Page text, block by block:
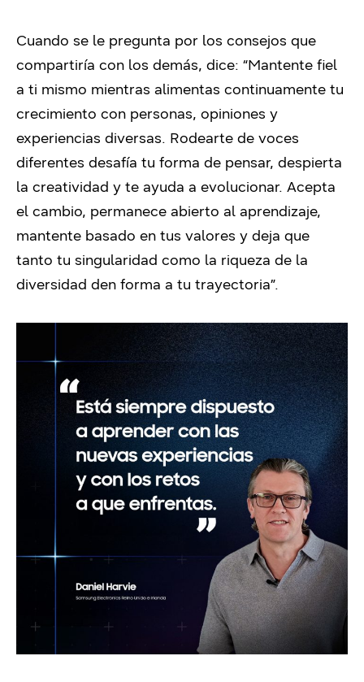
Cuando se le pregunta por los consejos que
compartiría con los demás, dice: “Mantente fiel
a ti mismo mientras alimentas continuamente tu
crecimiento con personas, opiniones y
experiencias diversas. Rodearte de voces
diferentes desafía tu forma de pensar, despierta
la creatividad y te ayuda a evolucionar. Acepta
el cambio, permanece abierto al aprendizaje,
mantente basado en tus valores y deja que
tanto tu singularidad como la riqueza de la
diversidad den forma a tu trayectoria”.